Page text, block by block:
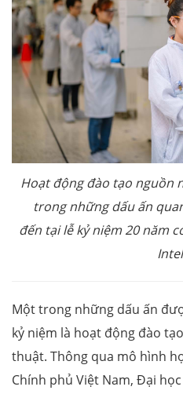
Hoạt động đào tạo nguồn
trong những dấu ấn
đến tại lễ kỷ niệm 20 năm
Intel
Một trong những dấu ấn
kỷ niệm là hoạt động đào
thuật. Thông qua mô hình
Chính phủ Việt Nam, Đại